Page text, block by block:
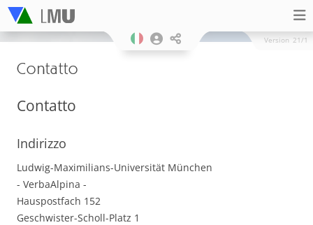
Version 21/1
Contatto
Contatto
Indirizzo
Ludwig-Maximilians-Universität München
- VerbaAlpina -
Hauspostfach 152
Geschwister-Scholl-Platz 1